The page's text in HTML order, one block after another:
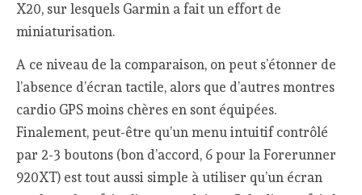
X20, sur lesquels Garmin a fait un effort de
miniaturisation.
A ce niveau de la comparaison, on peut s’étonner de
l’absence d’écran tactile, alors que d’autres montres
cardio GPS moins chères en sont équipées.
Finalement, peut-être qu’un menu intuitif contrôlé
par 2-3 boutons (bon d’accord, 6 pour la Forerunner
920XT) est tout aussi simple à utiliser qu’un écran